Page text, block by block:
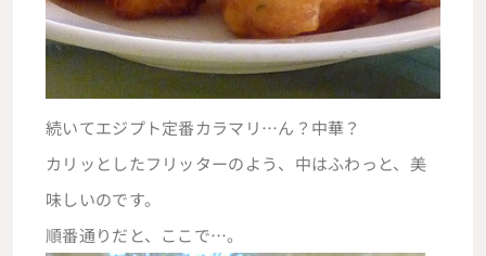
続いてエジプト定番カラマリ…ん？中華？
カリッとしたフリッターのよう、中はふわっと、美
味しいのです。
順番通りだと、ここで…。